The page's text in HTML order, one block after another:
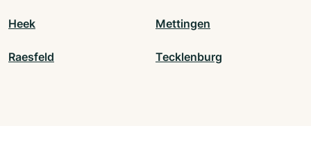
Heek Mettingen
Raesfeld Tecklenburg